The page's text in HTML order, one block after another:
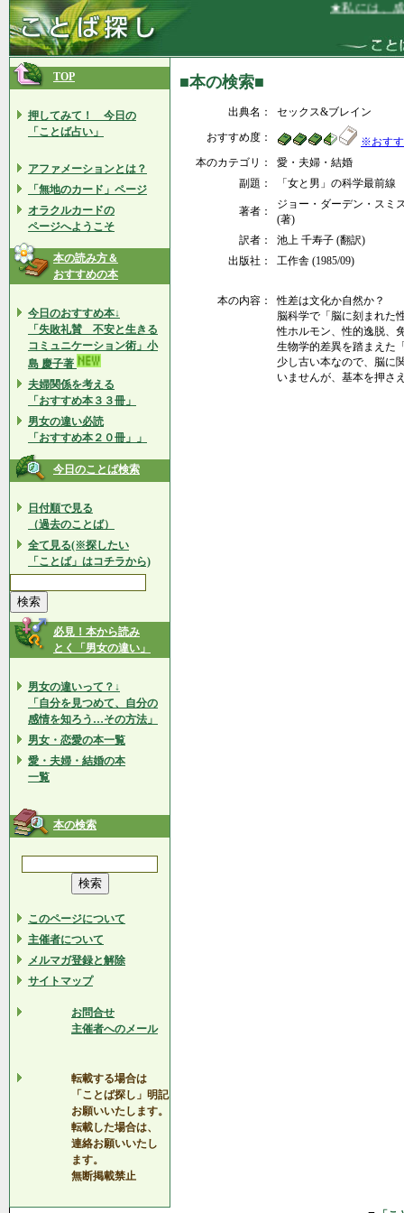
★私には、成
TOP
押してみて！ 今日の
「ことば占い」
アファメーションとは？
「無地のカード」ページ
オラクルカードの
ページへようこそ
本の読み方＆
おすすめの本
今日のおすすめ本↓
「失敗礼賛 不安と生きる
コミュニケーション術」小
島 慶子著
夫婦関係を考える
「おすすめ本３３冊」
男女の違い必読
「おすすめ本２０冊」」
今日のことば検索
日付順で見る
（過去のことば）
全て見る(※探したい
「ことば」はコチラから)
必見！本から読み
とく「男女の違い」
男女の違いって？↓
「自分を見つめて、自分の
感情を知ろう…その方法」
男女・恋愛の本一覧
愛・夫婦・結婚の本
一覧
本の検索
このページについて
主催者について
メルマガ登録と解除
サイトマップ
お問合せ
主催者へのメール
転載する場合は
「ことば探し」明記
お願いいたします。
転載した場合は、
連絡お願いいたし
ます。
無断掲載禁止
■本の検索■
出典名：
セックス&ブレイン
おすすめ度：
※おす
本のカテゴリ：
愛・夫婦・結婚
副題：
「女と男」の科学最前線
著者：
ジョー・ダーデン・スミ
(著)
訳者：
池上 千寿子 (翻訳)
出版社：
工作舎 (1985/09)
本の内容：
性差は文化か自然か？
脳科学で「脳に刻まれた
性ホルモン、性的逸脱、
生物学的差異を踏まえた
少し古い本なので、脳に
いませんが、基本を押さ